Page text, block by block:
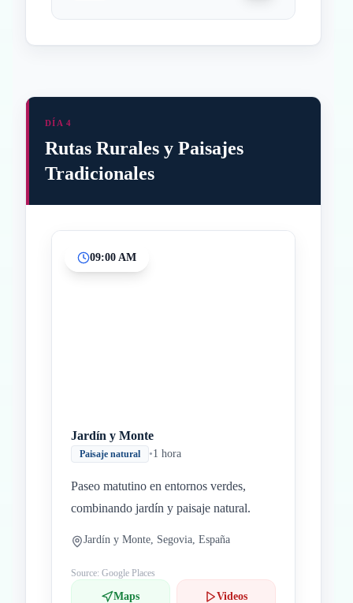
DÍA 4
Rutas Rurales y Paisajes
Tradicionales
09:00 AM
Jardín y Monte
Paisaje natural •1 hora
Paseo matutino en entornos verdes,
combinando jardín y paisaje natural.
Jardín y Monte, Segovia, España
Source: Google Places
Maps Videos